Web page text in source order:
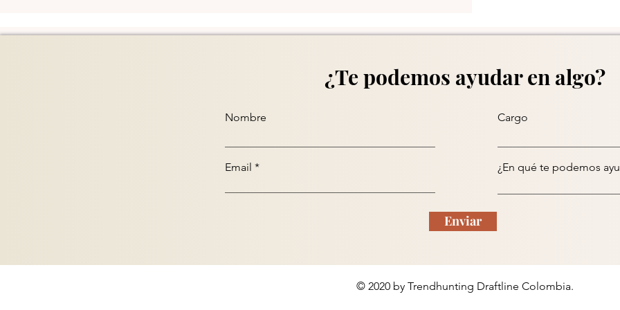
¿Te podemos ayudar en algo?
Nombre
Email
Cargo
¿En qué te podemos
Enviar
© 2020 by Trendhunting Draftline Colombia.